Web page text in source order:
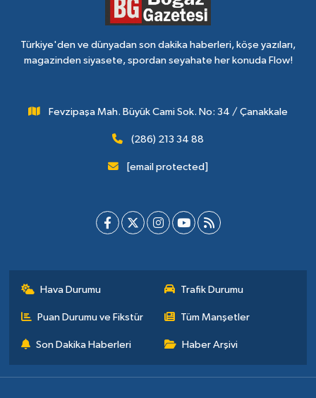
Türkiye'den ve dünyadan son dakika haberleri, köşe yazıları,
magazinden siyasete, spordan seyahate her konuda Flow!
Fevzipaşa Mah. Büyük Cami Sok. No: 34 / Çanakkale
(286) 213 34 88
[email protected]
Hava Durumu Trafik Durumu
Puan Durumu ve Fikstür Tüm Manşetler
Son Dakika Haberleri Haber Arşivi